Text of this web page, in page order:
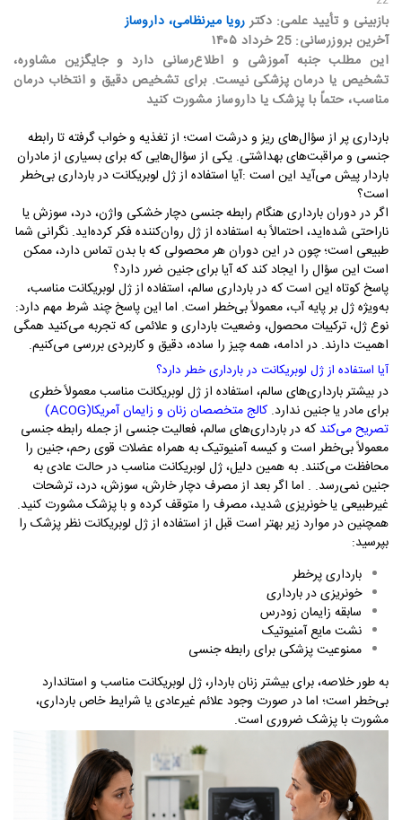
بازبینی و تأیید علمی: دکتررویا میرنظامی، داروساز
آخرین بروزرسانی: 25 خرداد ۱۴۰۵
این مطلب جنبه آموزشی و اطلاع‌رسانی دارد و جایگزین مشاوره،
تشخیص یا درمان پزشکی نیست. برای تشخیص دقیق و انتخاب درمان
مناسب، حتماً با پزشک یا داروساز مشورت کنید
بارداری پر از سؤال‌های ریز و درشت است؛ از تغذیه و خواب گرفته تا رابطه
جنسی و مراقبت‌های بهداشتی. یکی از سؤال‌هایی که برای بسیاری از مادران
باردار پیش می‌آید این است :آیا استفاده از ژل لوبریکانت در بارداری بی‌خطر
است؟
اگر در دوران بارداری هنگام رابطه جنسی دچار خشکی واژن، درد، سوزش یا
ناراحتی شده‌اید، احتمالاً به استفاده از ژل روان‌کننده فکر کرده‌اید. نگرانی شما
طبیعی است؛ چون در این دوران هر محصولی که با بدن تماس دارد، ممکن
است این سؤال را ایجاد کند که آیا برای جنین ضرر دارد؟
پاسخ کوتاه این است کهدر بارداری سالم، استفاده از ژل لوبریکانت مناسب،
به‌ویژه ژل بر پایه آب، معمولاً بی‌خطر است. اما این پاسخ چند شرط مهم دارد:
نوع ژل، ترکیبات محصول، وضعیت بارداری و علائمی که تجربه می‌کنید همگی
اهمیت دارند. در ادامه، همه چیز را ساده، دقیق و کاربردی بررسی می‌کنیم.
آیا استفاده از ژل لوبریکانت در بارداری خطر دارد؟
در بیشتر بارداری‌های سالم، استفاده از ژل لوبریکانت مناسب معمولاً خطری
برای مادر یا جنین ندارد. کالج متخصصان زنان و زایمان آمریکا(ACOG)
تصریح می‌کند که در بارداری‌های سالم، فعالیت جنسی از جمله رابطه جنسی
معمولاً بی‌خطر است و کیسه آمنیوتیک به همراه عضلات قوی رحم، جنین را
محافظت می‌کنند. به همین دلیل، ژل لوبریکانت مناسب در حالت عادی به
جنین نمی‌رسد.
. اما اگر بعد از مصرف دچار خارش، سوزش، درد، ترشحات
غیرطبیعی یا خونریزی شدید، مصرف را متوقف کرده و با پزشک مشورت کنید.
همچنین در موارد زیر بهتر است قبل از استفاده از ژل لوبریکانت نظر پزشک را
بپرسید:
بارداری پرخطر
خونریزی در بارداری
سابقه زایمان زودرس
نشت مایع آمنیوتیک
ممنوعیت پزشکی برای رابطه جنسی
به طور خلاصه، برای بیشتر زنان باردار، ژل لوبریکانت مناسب و استاندارد
بی‌خطر است؛ اما در صورت وجود علائم غیرعادی یا شرایط خاص بارداری،
مشورت با پزشک ضروری است.